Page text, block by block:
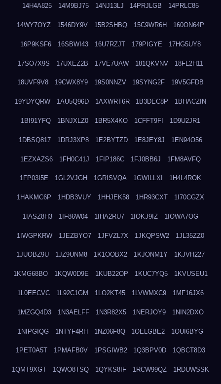
14H4A825 14M9BJ75 14NJ13LJ 14PRJLGB 14PRLC85
14WY7OYZ 1546DY9V 15B2SHBQ 15C9WR6H 160ON64P
16P9KSF6 16SBWI43 16U7RZJT 179PIGYE 17HG5UY8
17SO7X9S 17UXEZ2B 17VE7UAW 181QKVNV 18FL2H11
18UVF9V8 19CWX8Y9 19S0NNZV 19SYNG2F 19V5GFDB
19YDYQRW 1AU5Q96D 1AXWRT6R 1B3DEC8P 1BHACZIN
1BI91YFQ 1BNJXLZ0 1BR5X4KO 1CFFT9FI 1D9U2JR1
1DBSQ817 1DRJ3XP8 1E2BYTZD 1E8JEY8J 1EN94O56
1EZXAZS6 1FH0C41J 1FIP186C 1FJ0BB6J 1FM8AVFQ
1FP03I5E 1GL2VJGH 1GRISVQA 1GWILLXI 1H4L4ROK
1HAKMC6P 1HDB3VUY 1HHJEK58 1HR93CXT 1I70CGZX
1IASZ8H3 1IF86W04 1IHA2RU7 1IOKJ9IZ 1IOWA7OG
1IWGPKRW 1JEZBYO7 1JFVZL7X 1JKQPSW2 1JL35ZZ0
1JUOBZ9U 1JZ9UNM8 1K1OOBX2 1KJONM1Y 1KJVH227
1KMG68BO 1KQW0D9E 1KUB22OP 1KUC7YQ5 1KVUSEU1
1L0EECVC 1L92C1GM 1LO2KT45 1LVWMXC9 1MF16JX6
1MZGQ4D3 1N3AELFF 1N3R82X5 1NERJOY9 1NIN2DXO
1NIPGIQG 1NTYF4RH 1NZ06F8Q 1OELGBE2 1OUI6BYG
1PET0A5T 1PMAFB0V 1PSGIWB2 1Q3BPV0D 1QBCT8D3
1QMT9XGT 1QWO8TSQ 1QYKS8IF 1RCW99QZ 1RDUWSSK